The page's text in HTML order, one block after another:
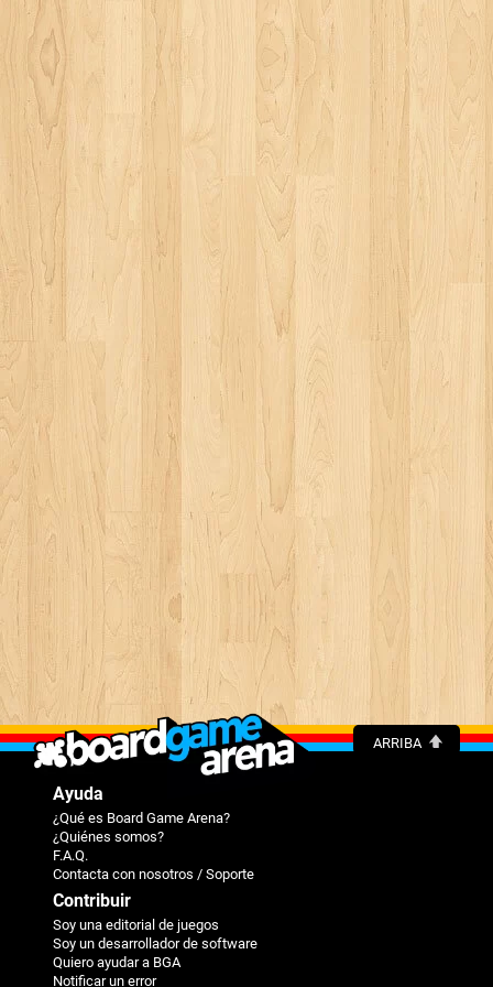
ARRIBA
Ayuda
¿Qué es Board Game Arena?
¿Quiénes somos?
F.A.Q.
Contacta con nosotros / Soporte
Contribuir
Soy una editorial de juegos
Soy un desarrollador de software
Quiero ayudar a BGA
Notificar un error